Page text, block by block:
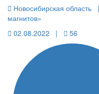
Новосибирская область
магнитов»
02.08.2022 |
56